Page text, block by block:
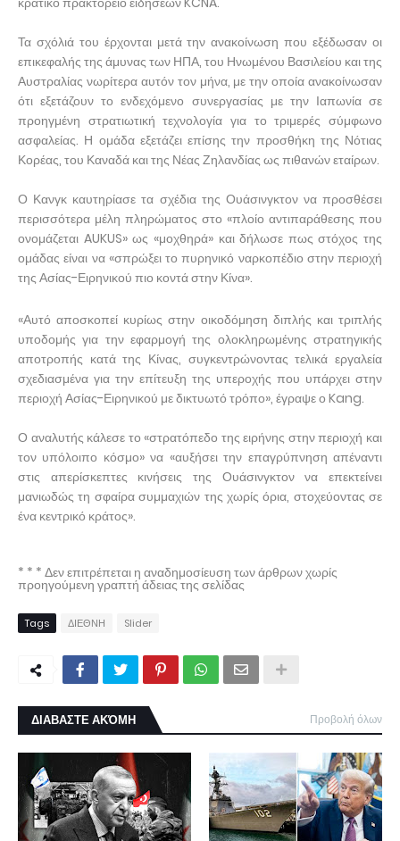
Τα σχόλιά του έρχονται μετά την ανακοίνωση που εξέδωσαν οι
επικεφαλής της άμυνας των ΗΠΑ, του Ηνωμένου Βασιλείου και της
Αυστραλίας νωρίτερα αυτόν τον μήνα, με την οποία ανακοίνωσαν
ότι εξετάζουν το ενδεχόμενο συνεργασίας με την Ιαπωνία σε
προηγμένη στρατιωτική τεχνολογία για το τριμερές σύμφωνο
ασφαλείας. Η ομάδα εξετάζει επίσης την προσθήκη της Νότιας
Κορέας, του Καναδά και της Νέας Ζηλανδίας ως πιθανών εταίρων.
Ο Κανγκ καυτηρίασε τα σχέδια της Ουάσινγκτον να προσθέσει
περισσότερα μέλη πληρώματος στο «πλοίο αντιπαράθεσης που
ονομάζεται AUKUS» ως «μοχθηρά» και δήλωσε πως στόχος της
ομάδας είναι να «σπρώξει το πυρηνικό ναρκοπέδιο στην περιοχή
της Ασίας-Ειρηνικού πιο κοντά στην Κίνα».
«Αυτό αποσκοπεί κυρίως στην οικοδόμηση διπλής και τριπλής
υποδομής για την εφαρμογή της ολοκληρωμένης στρατηγικής
αποτροπής κατά της Κίνας, συγκεντρώνοντας τελικά εργαλεία
σχεδιασμένα για την επίτευξη της υπεροχής που υπάρχει στην
περιοχή Ασίας-Ειρηνικού με δικτυωτό τρόπο», έγραψε ο Kang.
Ο αναλυτής κάλεσε το «στρατόπεδο της ειρήνης στην περιοχή και
τον υπόλοιπο κόσμο» να «αυξήσει την επαγρύπνηση απέναντι
στις απερίσκεπτες κινήσεις της Ουάσινγκτον να επεκτείνει
μανιωδώς τη σφαίρα συμμαχιών της χωρίς όρια, στοχεύοντας σε
ένα κεντρικό κράτος».
* * * Δεν επιτρέπεται η αναδημοσίευση των άρθρων χωρίς
προηγούμενη γραπτή άδειας της σελίδας
Tags ΔΙΕΘΝΗ Slider
ΔΙΑΒΑΣΤΕ ΑΚΌΜΗ Προβολή όλων